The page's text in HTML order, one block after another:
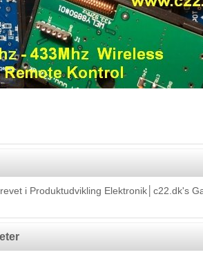
i Produktudvikling Elektronik│c22.dk's